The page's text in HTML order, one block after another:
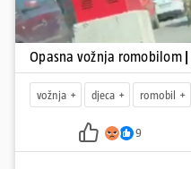
Opasna vožnja romobilom
vožnja djeca romobil
9